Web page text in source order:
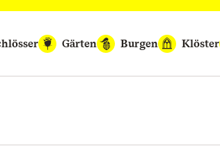
Gärten Burgen Klöster